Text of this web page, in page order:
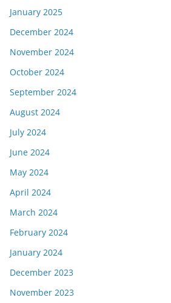
January 2025
December 2024
November 2024
October 2024
September 2024
August 2024
July 2024
June 2024
May 2024
April 2024
March 2024
February 2024
January 2024
December 2023
November 2023